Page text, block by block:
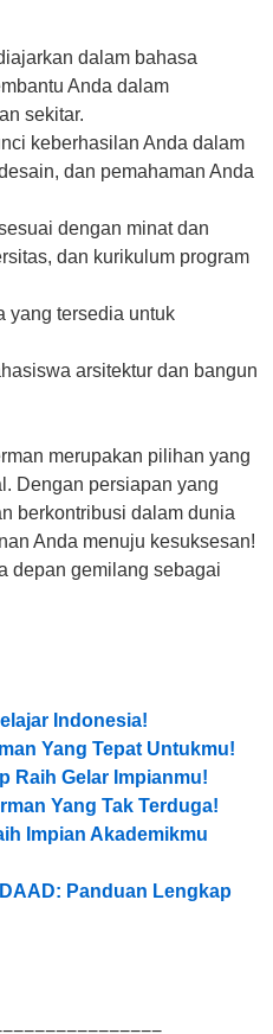
dalam bahasa
Anda dalam
sekitar.
keberhasilan Anda dalam
dan pemahaman Anda
dengan minat dan
dan kurikulum program
yang tersedia untuk
arsitektur dan bangun
merupakan pilihan yang
Dengan persiapan yang
berkontribusi dalam dunia
Anda menuju kesuksesan!
depan gemilang sebagai
Indonesia!
Yang Tepat Untukmu!
Raih Gelar Impianmu!
Yang Tak Terduga!
Impian Akademikmu
Panduan Lengkap